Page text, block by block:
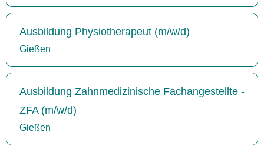
Ausbildung Physiotherapeut (m/w/d)
Gießen
Ausbildung Zahnmedizinische Fachangestellte -
ZFA (m/w/d)
Gießen